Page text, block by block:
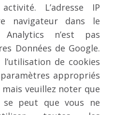
L’adresse IP
navigateur dans le
n’est pas
Données de Google.
de cookies
appropriés
veuillez noter que
peut que vous ne